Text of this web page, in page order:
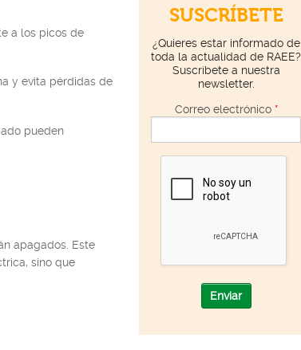
a los picos de
y evita pérdidas de
pueden
apagados. Este
sino que
SUSCRÍBETE
¿Quieres estar informado de
toda la actualidad de RAEE?
Suscríbete a nuestra
newsletter.
Correo electrónico *
Enviar